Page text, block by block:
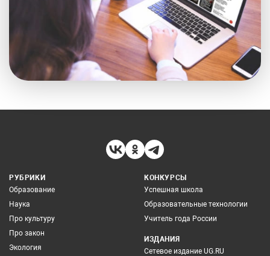
РУБРИКИ
Образование
Наука
Про культуру
Про закон
Экология
КОНКУРСЫ
Успешная школа
Образовательные технологии
Учитель года России
ИЗДАНИЯ
Сетевое издание UG.RU